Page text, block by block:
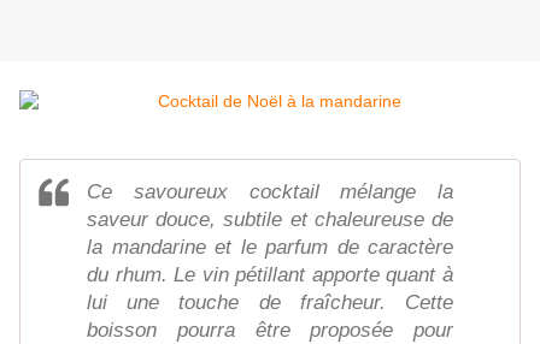
Ce savoureux cocktail mélange la
saveur douce, subtile et chaleureuse de
la mandarine et le parfum de caractère
du rhum. Le vin pétillant apporte quant à
lui une touche de fraîcheur. Cette
boisson pourra être proposée pour